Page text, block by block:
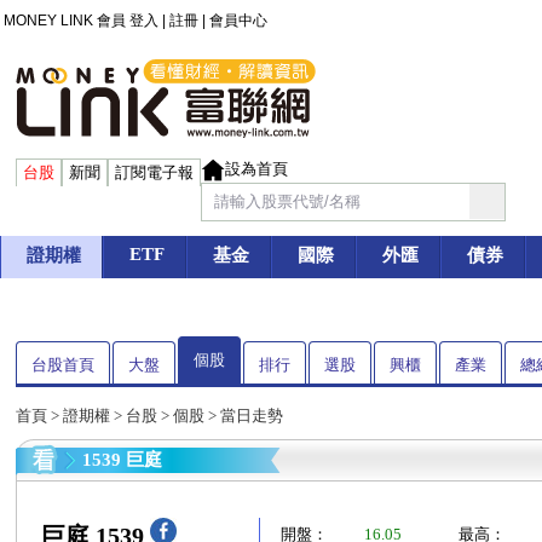
MONEY LINK 會員 登入 註冊 會員中心
台股 新聞 訂閱電子報 設為首頁
證期權 ETF 基金 國際 外匯 債券
台股首頁 大盤 個股 排行 選股 興櫃 產業 總
首頁 > 證期權 > 台股 > 個股 > 當日走勢
1539 巨庭
巨庭 1539 開盤： 16.05 最高：